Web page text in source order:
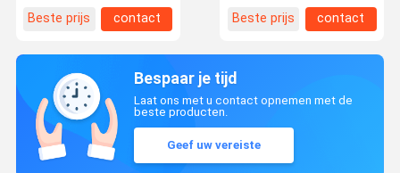
Beste prijs
contact
Beste prijs
contact
Bespaar je tijd
Laat ons met u contact opnemen met de
beste producten.
Geef uw vereiste